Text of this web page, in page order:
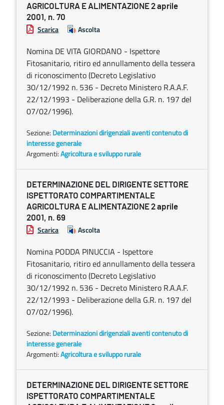
AGRICOLTURA E ALIMENTAZIONE 2 aprile
2001, n. 70
Scarica Ascolta
Nomina DE VITA GIORDANO - Ispettore
Fitosanitario, ritiro ed annullamento della tessera
di riconoscimento (Decreto Legislativo
30/12/1992 n. 536 - Decreto Ministero R.A.A.F.
22/12/1993 - Deliberazione della G.R. n. 197 del
07/02/1996).
Sezione: Determinazioni dirigenziali aventi contenuto di
interesse generale
Argomenti:Agricoltura e sviluppo rurale
DETERMINAZIONE DEL DIRIGENTE SETTORE
ISPETTORATO COMPARTIMENTALE
AGRICOLTURA E ALIMENTAZIONE 2 aprile
2001, n. 69
Scarica Ascolta
Nomina PODDA PINUCCIA - Ispettore
Fitosanitario, ritiro ed annullamento della tessera
di riconoscimento (Decreto Legislativo
30/12/1992 n. 536 - Decreto Ministero R.A.A.F.
22/12/1993 - Deliberazione della G.R. n. 197 del
07/02/1996).
Sezione: Determinazioni dirigenziali aventi contenuto di
interesse generale
Argomenti:Agricoltura e sviluppo rurale
DETERMINAZIONE DEL DIRIGENTE SETTORE
ISPETTORATO COMPARTIMENTALE